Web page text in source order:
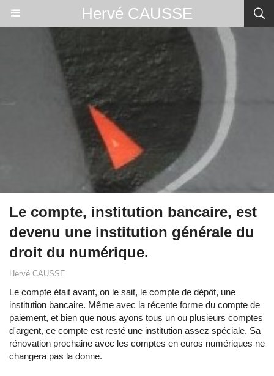
Hervé CAUSSE
Le compte, institution bancaire, est
devenu une institution générale du
droit du numérique.
Hervé CAUSSE
Le compte était avant, on le sait, le compte de dépôt, une
institution bancaire. Même avec la récente forme du compte de
paiement, et bien que nous ayons tous un ou plusieurs comptes
d'argent, ce compte est resté une institution assez spéciale. Sa
rénovation prochaine avec les comptes en euros numériques ne
changera pas la donne.